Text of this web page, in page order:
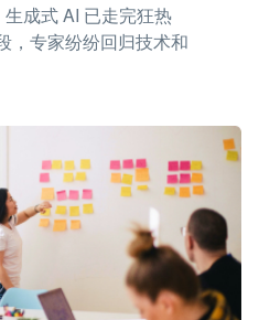
成式 AI 已走完狂热
，专家纷纷回归技术和